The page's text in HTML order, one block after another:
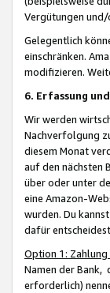
Vergütungen
Gelegentlich
einschränken.
modifizieren.
6. Erfassung
Wir werden
Nachverfolgung
diesem Monat
auf den nächsten
über oder unter
eine Amazon-
wurden. Du
dafür
Option 1:
Namen der Bank,
erforderlich)